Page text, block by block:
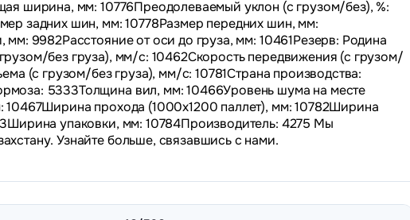
ширина, мм: 10776Преодолеваемый уклон (с грузом/без), %:
задних шин, мм: 10778Размер передних шин, мм:
мм: 9982Расстояние от оси до груза, мм: 10461Резерв: Родина
без груза), мм/с: 10462Скорость передвижения (с грузом/
(с грузом/без груза), мм/с: 10781Страна производства:
5333Толщина вил, мм: 10466Уровень шума на месте
прохода (1000х1200 паллет), мм: 10782Ширина
упаковки, мм: 10784Производитель: 4275 Мы
Узнайте больше, связавшись с нами.